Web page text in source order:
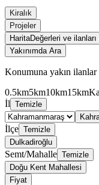
Kiralık
Projeler
HaritaDeğerleri ve
Yakınımda Ara
Konumuna yakın ilanlar
0.5km5km10km15km
İl Temizle
İlçe Temizle
Dulkadiroğlu
Semt/Mahalle Temizle
Doğu Kent Mahallesi
Fiyat